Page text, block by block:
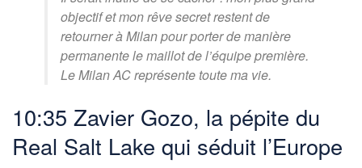
objectif et mon rêve secret restent de
retourner à Milan pour porter de manière
permanente le maillot de l’équipe première.
Le Milan AC représente toute ma vie.
10:35 Zavier Gozo, la pépite du
Real Salt Lake qui séduit l’Europe